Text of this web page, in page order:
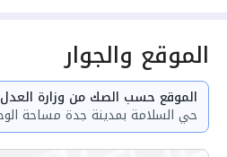
الموقع والجوار
الموقع حسب الصك من وزارة العدل